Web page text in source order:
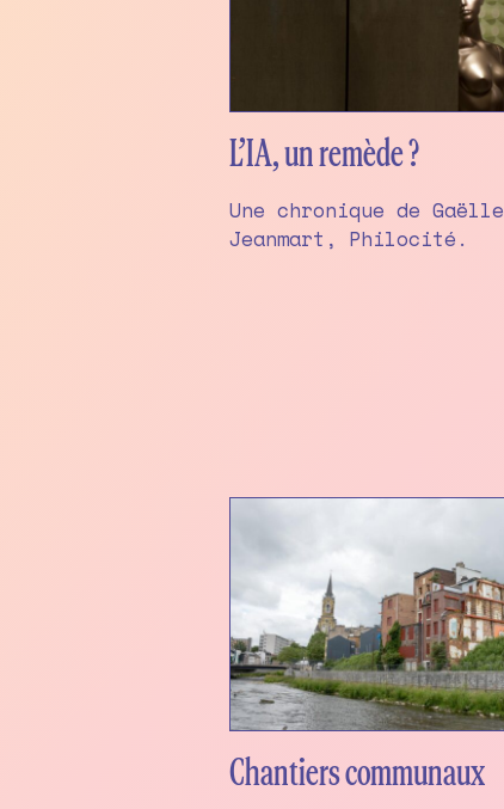
L’IA, un remède ?
Une chronique de Gaëlle
Jeanmart, Philocité.
Chantiers communaux